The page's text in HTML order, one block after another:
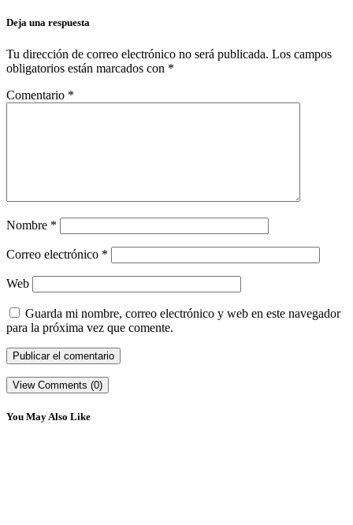
Deja una respuesta
Tu dirección de correo electrónico no será publicada. Los campos
obligatorios están marcados con *
Comentario *
Nombre *
Correo electrónico *
Web
Guarda mi nombre, correo electrónico y web en este navegador
para la próxima vez que comente.
View Comments (0)
You May Also Like